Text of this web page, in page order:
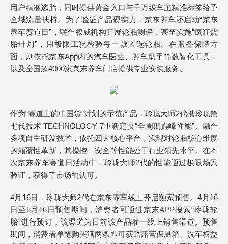
用户精准选胎，同时提供黄金入口与千万级车主精准标签给予
全域流量扶持。为了验证产品硬实力，京东养车还启动“京东
养车赛道日”，联合权威机构开展轮胎测评，甚至实施“疯狂烧
胎计划”，用极限工况检验每一款入选轮胎。在服务保障方
面，则依托京东App内的汽车医生、养车助手等数智化工具，
以及全国超4000家京东养车门店提供专业安装服务。
作为“赛道上的中国货”计划的示范产品，玲珑大师2代携玲珑第
七代技术 TECHNOLOGY 7重新定义“全周期巅峰性能”。融合
多项自主研发技术，依托四大核心平台，实现对轮胎核心维度
的颠覆性革新，其操控、安全等性能处于行业领先水平。在本
次京东养车赛道日活动中，玲珑大师2代的性能通过极限场景
验证，获得了市场的认可。
4月16日，玲珑大师2代在京东养车线上开启独家预售。4月16
日至5月16日预售期间，消费者可通过京东APP搜索“玲珑轮
胎”进行预订，该渠道为目前该产品唯一线上销售渠道。预售
期间，消费者单笔购买满两条即可获赠露营保温箱、洗车权益